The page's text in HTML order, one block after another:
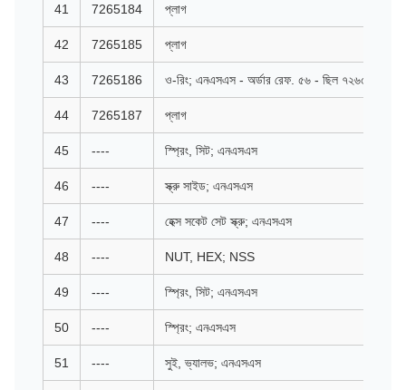
41 7265184 প্লাগ
42 7265185 প্লাগ
43 7265186 ও-রিং; এনএসএস - অর্ডার রেফ. ৫৬ - ছিল ৭২৬৫১৮৬
44 7265187 প্লাগ
45 ---- স্প্রিং, সিট; এনএসএস
46 ---- স্ক্রু সাইড; এনএসএস
47 ---- হেক্স সকেট সেট স্ক্রু; এনএসএস
48 ---- NUT, HEX; NSS
49 ---- স্প্রিং, সিট; এনএসএস
50 ---- স্প্রিং; এনএসএস
51 ---- সুই, ভ্যালভ; এনএসএস